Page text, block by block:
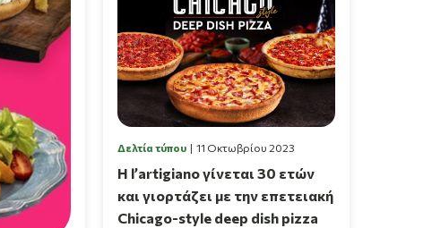
Δελτία τύπου 11 Οκτωβρίου 2023
Η l’artigiano γίνεται 30 ετών
και γιορτάζει με την επετειακή
Chicago-style deep dish pizza